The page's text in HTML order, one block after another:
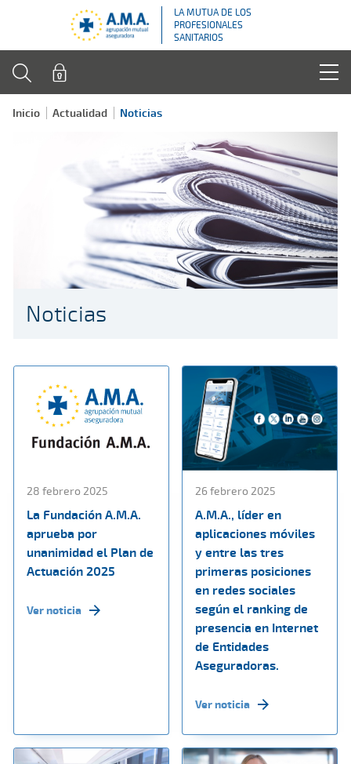
LA MUTUA DE LOS
PROFESIONALES
SANITARIOS
Inicio Actualidad Noticias
Noticias
28 febrero 2025
La Fundación A.M.A.
aprueba por
unanimidad el Plan de
Actuación 2025
Ver noticia
26 febrero 2025
A.M.A., líder en
aplicaciones móviles
y entre las tres
primeras posiciones
en redes sociales
según el ranking de
presencia en Internet
de Entidades
Aseguradoras.
Ver noticia